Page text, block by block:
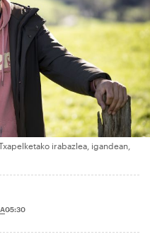
irabazlea, igandean,
05:30